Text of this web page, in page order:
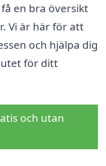
en bra översikt
Vi är här för att
och hjälpa dig
för ditt
och utan